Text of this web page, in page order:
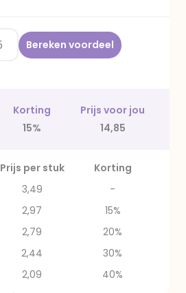
Bereken voordeel
Korting
Prijs voor jou
15% 14,85
Prijs per stuk
Korting
3,49
-
2,97
15%
2,79
20%
2,44
30%
2,09 40%